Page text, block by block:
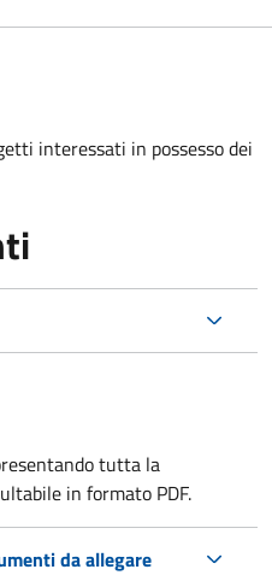
interessati in possesso dei
tutta la
in formato PDF.
da allegare